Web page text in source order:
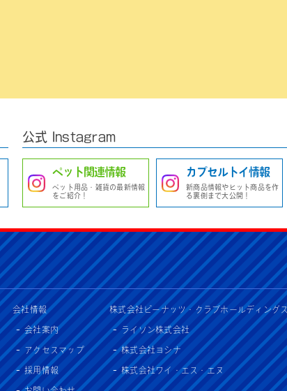
公式 Instagram
ペット関連情報
ペット用品・雑貨の最新情報
をご紹介！
カプセルトイ情報
新商品情報やヒット商品を作
る裏側まで大公開！
会社情報
会社案内
アクセスマップ
採用情報
株式会社ピーナッツ・クラブホールディングス
ライソン株式会社
株式会社ヨシナ
株式会社ワイ・エス・エヌ